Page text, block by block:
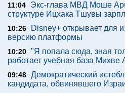
11:04
Экс-глава МВД Моше
структуре Ицхака Тшувы
10:26
Disney+ открывает для
версию платформы
10:20 "Я попала сюда, зная
работает учебная база Михве
09:48 Демократический
кандидата, обвинявшего